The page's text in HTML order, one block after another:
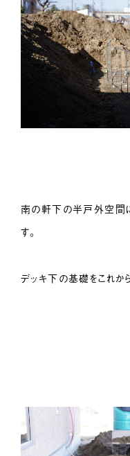
南の軒下の半戸外空間
す。
デッキ下の基礎をこれか